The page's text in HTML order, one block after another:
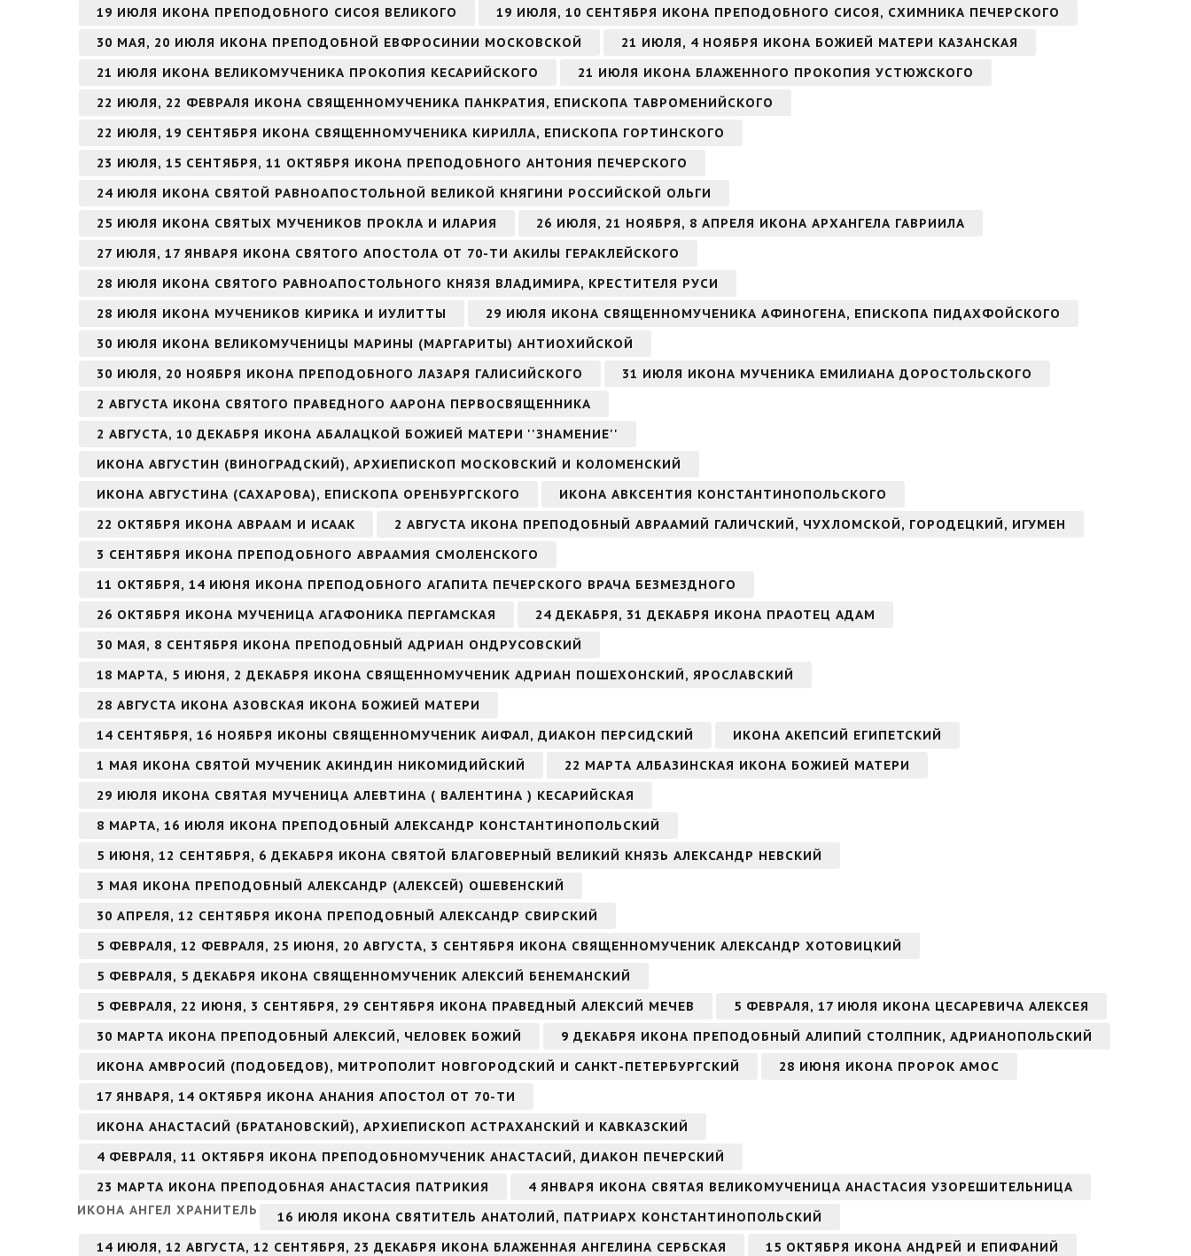
19 ИЮЛЯ ИКОНА ПРЕПОДОБНОГО СИСОЯ ВЕЛИКОГО
19 ИЮЛЯ, 10 СЕНТЯБРЯ ИКОНА ПРЕПОДОБНОГО СИСОЯ, СХИМНИКА ПЕЧЕРСКОГО
30 МАЯ, 20 ИЮЛЯ ИКОНА ПРЕПОДОБНОЙ ЕВФРОСИНИИ МОСКОВСКОЙ
21 ИЮЛЯ, 4 НОЯБРЯ ИКОНА БОЖИЕЙ МАТЕРИ КАЗАНСКАЯ
21 ИЮЛЯ ИКОНА ВЕЛИКОМУЧЕНИКА ПРОКОПИЯ КЕСАРИЙСКОГО
21 ИЮЛЯ ИКОНА БЛАЖЕННОГО ПРОКОПИЯ УСТЮЖСКОГО
22 ИЮЛЯ, 22 ФЕВРАЛЯ ИКОНА СВЯЩЕННОМУЧЕНИКА ПАНКРАТИЯ, ЕПИСКОПА ТАВРОМЕНИЙСКОГО
22 ИЮЛЯ, 19 СЕНТЯБРЯ ИКОНА СВЯЩЕННОМУЧЕНИКА КИРИЛЛА, ЕПИСКОПА ГОРТИНСКОГО
23 ИЮЛЯ, 15 СЕНТЯБРЯ, 11 ОКТЯБРЯ ИКОНА ПРЕПОДОБНОГО АНТОНИЯ ПЕЧЕРСКОГО
24 ИЮЛЯ ИКОНА СВЯТОЙ РАВНОАПОСТОЛЬНОЙ ВЕЛИКОЙ КНЯГИНИ РОССИЙСКОЙ ОЛЬГИ
25 ИЮЛЯ ИКОНА СВЯТЫХ МУЧЕНИКОВ ПРОКЛА И ИЛАРИЯ
26 ИЮЛЯ, 21 НОЯБРЯ, 8 АПРЕЛЯ ИКОНА АРХАНГЕЛА ГАВРИИЛА
27 ИЮЛЯ, 17 ЯНВАРЯ ИКОНА СВЯТОГО АПОСТОЛА ОТ 70-ТИ АКИЛЫ ГЕРАКЛЕЙСКОГО
28 ИЮЛЯ ИКОНА СВЯТОГО РАВНОАПОСТОЛЬНОГО КНЯЗЯ ВЛАДИМИРА, КРЕСТИТЕЛЯ РУСИ
28 ИЮЛЯ ИКОНА МУЧЕНИКОВ КИРИКА И ИУЛИТТЫ
29 ИЮЛЯ ИКОНА СВЯЩЕННОМУЧЕНИКА АФИНОГЕНА, ЕПИСКОПА ПИДАХФОЙСКОГО
30 ИЮЛЯ ИКОНА ВЕЛИКОМУЧЕНИЦЫ МАРИНЫ (МАРГАРИТЫ) АНТИОХИЙСКОЙ
30 ИЮЛЯ, 20 НОЯБРЯ ИКОНА ПРЕПОДОБНОГО ЛАЗАРЯ ГАЛИСИЙСКОГО
31 ИЮЛЯ ИКОНА МУЧЕНИКА ЕМИЛИАНА ДОРОСТОЛЬСКОГО
2 АВГУСТА ИКОНА СВЯТОГО ПРАВЕДНОГО ААРОНА ПЕРВОСВЯЩЕННИКА
2 АВГУСТА, 10 ДЕКАБРЯ ИКОНА АБАЛАЦКОЙ БОЖИЕЙ МАТЕРИ ''ЗНАМЕНИЕ''
ИКОНА АВГУСТИН (ВИНОГРАДСКИЙ), АРХИЕПИСКОП МОСКОВСКИЙ И КОЛОМЕНСКИЙ
ИКОНА АВГУСТИНА (САХАРОВА), ЕПИСКОПА ОРЕНБУРГСКОГО
ИКОНА АВКСЕНТИЯ КОНСТАНТИНОПОЛЬСКОГО
22 ОКТЯБРЯ ИКОНА АВРААМ И ИСААК
2 АВГУСТА ИКОНА ПРЕПОДОБНЫЙ АВРААМИЙ ГАЛИЧСКИЙ, ЧУХЛОМСКОЙ, ГОРОДЕЦКИЙ, ИГУМЕН
3 СЕНТЯБРЯ ИКОНА ПРЕПОДОБНОГО АВРААМИЯ СМОЛЕНСКОГО
11 ОКТЯБРЯ, 14 ИЮНЯ ИКОНА ПРЕПОДОБНОГО АГАПИТА ПЕЧЕРСКОГО ВРАЧА БЕЗМЕЗДНОГО
26 ОКТЯБРЯ ИКОНА МУЧЕНИЦА АГАФОНИКА ПЕРГАМСКАЯ
24 ДЕКАБРЯ, 31 ДЕКАБРЯ ИКОНА ПРАОТЕЦ АДАМ
30 МАЯ, 8 СЕНТЯБРЯ ИКОНА ПРЕПОДОБНЫЙ АДРИАН ОНДРУСОВСКИЙ
18 МАРТА, 5 ИЮНЯ, 2 ДЕКАБРЯ ИКОНА СВЯЩЕННОМУЧЕНИК АДРИАН ПОШЕХОНСКИЙ, ЯРОСЛАВСКИЙ
28 АВГУСТА ИКОНА АЗОВСКАЯ ИКОНА БОЖИЕЙ МАТЕРИ
14 СЕНТЯБРЯ, 16 НОЯБРЯ ИКОНЫ СВЯЩЕННОМУЧЕНИК АИФАЛ, ДИАКОН ПЕРСИДСКИЙ
ИКОНА АКЕПСИЙ ЕГИПЕТСКИЙ
1 МАЯ ИКОНА СВЯТОЙ МУЧЕНИК АКИНДИН НИКОМИДИЙСКИЙ
22 МАРТА АЛБАЗИНСКАЯ ИКОНА БОЖИЕЙ МАТЕРИ
29 ИЮЛЯ ИКОНА СВЯТАЯ МУЧЕНИЦА АЛЕВТИНА ( ВАЛЕНТИНА ) КЕСАРИЙСКАЯ
8 МАРТА, 16 ИЮЛЯ ИКОНА ПРЕПОДОБНЫЙ АЛЕКСАНДР КОНСТАНТИНОПОЛЬСКИЙ
5 ИЮНЯ, 12 СЕНТЯБРЯ, 6 ДЕКАБРЯ ИКОНА СВЯТОЙ БЛАГОВЕРНЫЙ ВЕЛИКИЙ КНЯЗЬ АЛЕКСАНДР НЕВСКИЙ
3 МАЯ ИКОНА ПРЕПОДОБНЫЙ АЛЕКСАНДР (АЛЕКСЕЙ) ОШЕВЕНСКИЙ
30 АПРЕЛЯ, 12 СЕНТЯБРЯ ИКОНА ПРЕПОДОБНЫЙ АЛЕКСАНДР СВИРСКИЙ
5 ФЕВРАЛЯ, 12 ФЕВРАЛЯ, 25 ИЮНЯ, 20 АВГУСТА, 3 СЕНТЯБРЯ ИКОНА СВЯЩЕННОМУЧЕНИК АЛЕКСАНДР ХОТОВИЦКИЙ
5 ФЕВРАЛЯ, 5 ДЕКАБРЯ ИКОНА СВЯЩЕННОМУЧЕНИК АЛЕКСИЙ БЕНЕМАНСКИЙ
5 ФЕВРАЛЯ, 22 ИЮНЯ, 3 СЕНТЯБРЯ, 29 СЕНТЯБРЯ ИКОНА ПРАВЕДНЫЙ АЛЕКСИЙ МЕЧЕВ
5 ФЕВРАЛЯ, 17 ИЮЛЯ ИКОНА ЦЕСАРЕВИЧА АЛЕКСЕЯ
30 МАРТА ИКОНА ПРЕПОДОБНЫЙ АЛЕКСИЙ, ЧЕЛОВЕК БОЖИЙ
9 ДЕКАБРЯ ИКОНА ПРЕПОДОБНЫЙ АЛИПИЙ СТОЛПНИК, АДРИАНОПОЛЬСКИЙ
ИКОНА АМВРОСИЙ (ПОДОБЕДОВ), МИТРОПОЛИТ НОВГОРОДСКИЙ И САНКТ-ПЕТЕРБУРГСКИЙ
28 ИЮНЯ ИКОНА ПРОРОК АМОС
17 ЯНВАРЯ, 14 ОКТЯБРЯ ИКОНА АНАНИЯ АПОСТОЛ ОТ 70-ТИ
ИКОНА АНАСТАСИЙ (БРАТАНОВСКИЙ), АРХИЕПИСКОП АСТРАХАНСКИЙ И КАВКАЗСКИЙ
4 ФЕВРАЛЯ, 11 ОКТЯБРЯ ИКОНА ПРЕПОДОБНОМУЧЕНИК АНАСТАСИЙ, ДИАКОН ПЕЧЕРСКИЙ
23 МАРТА ИКОНА ПРЕПОДОБНАЯ АНАСТАСИЯ ПАТРИКИЯ
4 ЯНВАРЯ ИКОНА СВЯТАЯ ВЕЛИКОМУЧЕНИЦА АНАСТАСИЯ УЗОРЕШИТЕЛЬНИЦА
ИКОНА АНГЕЛ ХРАНИТЕЛЬ
16 ИЮЛЯ ИКОНА СВЯТИТЕЛЬ АНАТОЛИЙ, ПАТРИАРХ КОНСТАНТИНОПОЛЬСКИЙ
14 ИЮЛЯ, 12 АВГУСТА, 12 СЕНТЯБРЯ, 23 ДЕКАБРЯ ИКОНА БЛАЖЕННАЯ АНГЕЛИНА СЕРБСКАЯ
15 ОКТЯБРЯ ИКОНА АНДРЕЙ И ЕПИФАНИЙ